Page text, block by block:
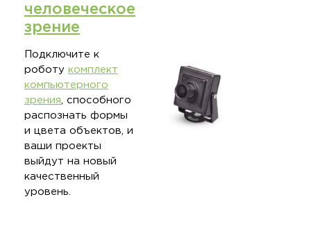
человеческое
зрение
Подключите к
роботу комплект
компьютерного
зрения , способного
распознать формы
и цвета объектов, и
ваши проекты
выйдут на новый
качественный
уровень.